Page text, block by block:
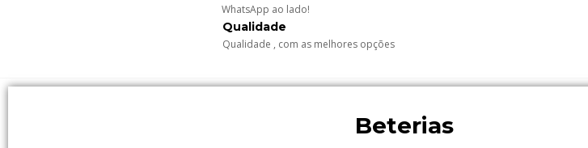
WhatsApp ao lado!
Qualidade
Qualidade , com as melhores opções
Beterias